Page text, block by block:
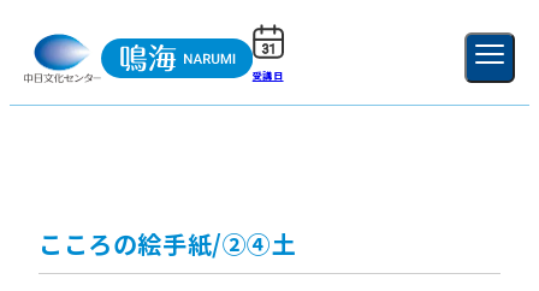
受講日 新規登録
こころの絵手紙/②④土